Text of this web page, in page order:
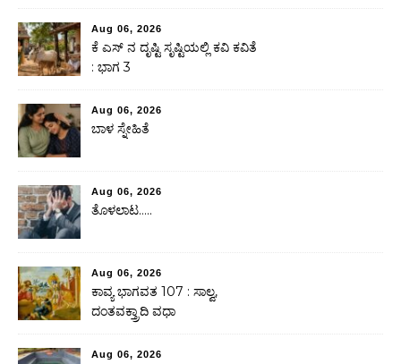
Aug 06, 2026
ಕೆ ಎಸ್ ನ ದೃಷ್ಟಿ ಸೃಷ್ಟಿಯಲ್ಲಿ ಕವಿ ಕವಿತೆ
: ಭಾಗ 3
Aug 06, 2026
ಬಾಳ ಸ್ನೇಹಿತೆ
Aug 06, 2026
ತೊಳಲಾಟ…..
Aug 06, 2026
ಕಾವ್ಯ ಭಾಗವತ 107 : ಸಾಲ್ವ,
ದಂತವಕ್ತ್ರಾದಿ ವಧಾ
Aug 06, 2026